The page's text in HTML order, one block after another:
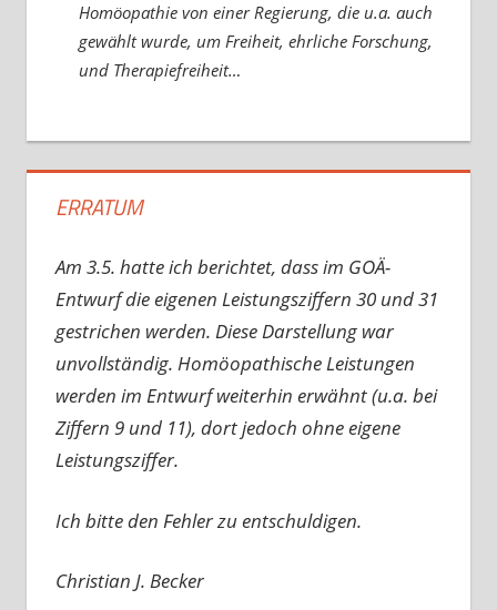
Homöopathie von einer Regierung, die u.a. auch
gewählt wurde, um Freiheit, ehrliche Forschung,
und Therapiefreiheit…
ERRATUM
Am 3.5. hatte ich berichtet, dass im GOÄ-
Entwurf die eigenen Leistungsziffern 30 und 31
gestrichen werden. Diese Darstellung war
unvollständig. Homöopathische Leistungen
werden im Entwurf weiterhin erwähnt (u.a. bei
Ziffern 9 und 11), dort jedoch ohne eigene
Leistungsziffer.
Ich bitte den Fehler zu entschuldigen.
Christian J. Becker